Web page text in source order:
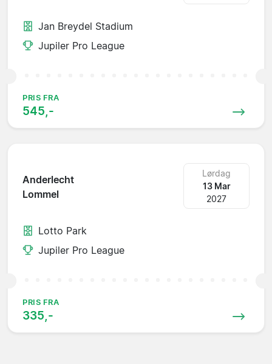
Jan Breydel Stadium
Jupiler Pro League
PRIS FRA
545,-
Anderlecht
Lommel
Lørdag
13 Mar
2027
Lotto Park
Jupiler Pro League
PRIS FRA
335,-